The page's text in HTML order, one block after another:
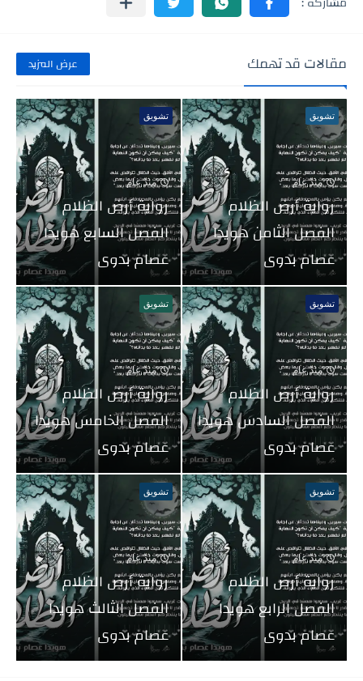
مقالات قد تهمك عرض المزيد
تشويق
منذ عام
رواية أرض الظلام
الفصل الثامن هويدا
عصام بدوى
تشويق
منذ عام
رواية أرض الظلام
الفصل السابع هويدا
عصام بدوى
تشويق
منذ عام
رواية أرض الظلام
الفصل السادس هويدا
عصام بدوى
تشويق
منذ عام
رواية أرض الظلام
الفصل الخامس هويدا
عصام بدوى
تشويق
منذ عام
رواية أرض الظلام
الفصل الرابع هويدا
عصام بدوى
تشويق
منذ عام
رواية أرض الظلام
الفصل الثالث هويدا
عصام بدوى